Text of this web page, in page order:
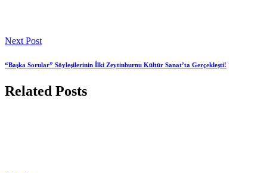
Next Post
“Başka Sorular” Söyleşilerinin İlki Zeytinburnu Kültür Sanat’ta Gerçekleşti!
Related Posts